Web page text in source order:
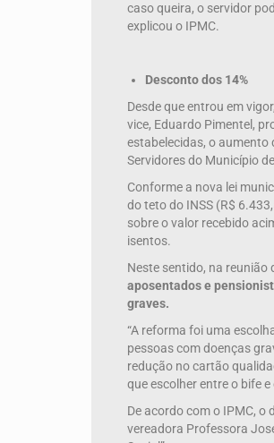
caso queira, o servidor
explicou o IPMC.
Desconto dos 14%
Desde que entrou em
vice, Eduardo Pimentel,
estabelecidas, o
Servidores do Município
Conforme a nova lei
do teto do INSS (R$
sobre o valor recebido
isentos.
Neste sentido, na reunião
aposentados e
graves.
“A reforma foi uma
pessoas com doenças
redução no cartão
que escolher entre o bife e
De acordo com o IPMC, o
vereadora Professora